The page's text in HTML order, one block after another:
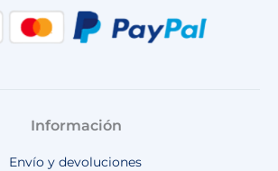
Información
Envío y devoluciones